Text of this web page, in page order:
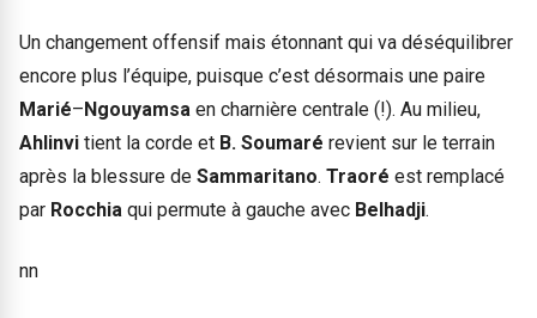
Un changement offensif mais étonnant qui va déséquilibrer
encore plus l’équipe, puisque c’est désormais une paire
Marié– Ngouyamsa en charnière centrale (!). Au milieu,
Ahlinvi tient la corde et B. Soumaré revient sur le terrain
après la blessure de Sammaritano. Traoré est remplacé
par Rocchia qui permute à gauche avec Belhadji.
nn